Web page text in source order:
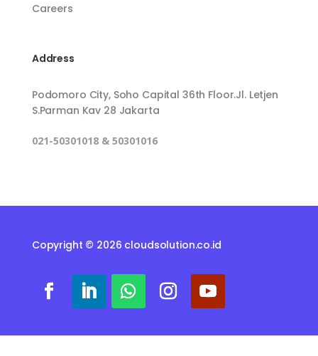
Careers
Address
Podomoro City, Soho Capital 36th Floor.Jl. Letjen
S.Parman Kav 28 Jakarta
021-50301018 & 50301016
Copyright © 2026 cloudsolution.co.id